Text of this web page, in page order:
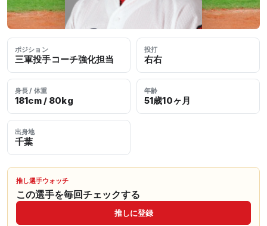
ポジション
三軍投手コーチ強化担当
投打
右右
身長 / 体重
181cm / 80kg
年齢
51歳10ヶ月
出身地
千葉
推し選手ウォッチ
この選手を毎回チェックする
推しに登録